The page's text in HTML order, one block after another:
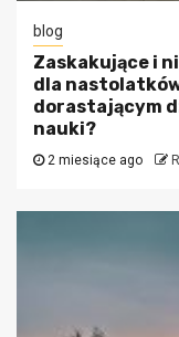
blog
Zaskakujące i
dla
dorastającym
nauki?
2 miesiące ago